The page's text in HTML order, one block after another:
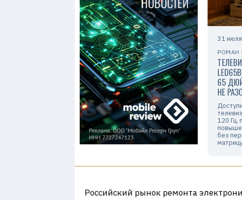
31 июля
РОМАН
65
НЕ
120 Гц,
без
Российский рынок ремонта